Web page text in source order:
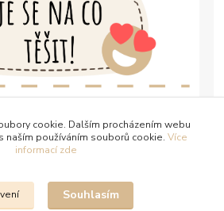
cookie. Dalším procházením webu
naším používáním souborů cookie. Více
informací zde
Souhlasím